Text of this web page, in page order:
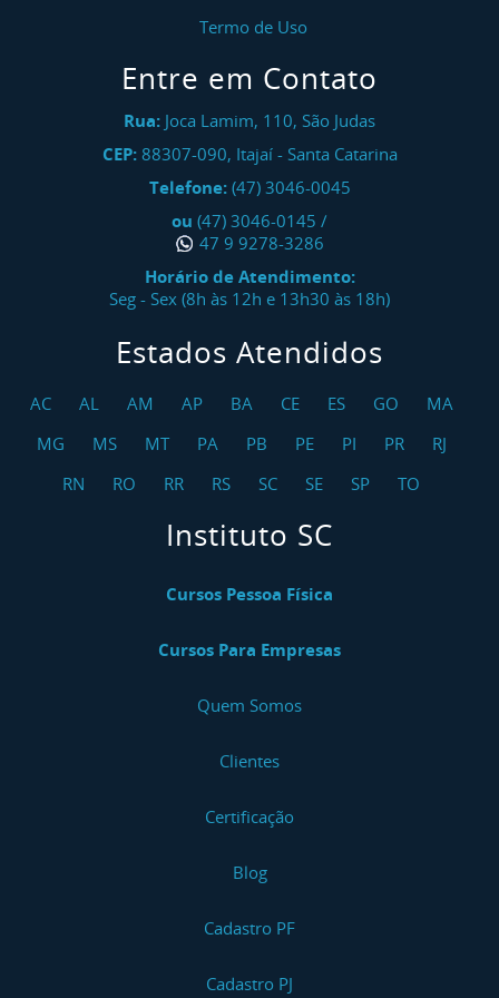
Termo de Uso
Entre em Contato
Rua: Joca Lamim, 110, São Judas
CEP: 88307-090, Itajaí- Santa Catarina
Telefone: (47) 3046-0045
ou (47) 3046-0145 /
47 9 9278-3286
Horário de Atendimento:
Seg - Sex (8h às 12h e 13h30 às 18h)
Estados Atendidos
AC AL AM AP BA CE ES GO
MA
MG
MS MT PA PB PE PI PR
RJ
RN
RO RR RS SC SE SP TO
Instituto SC
Cursos Pessoa Física
Cursos Para Empresas
Quem Somos
Clientes
Certificação
Blog
Cadastro PF
Cadastro PJ